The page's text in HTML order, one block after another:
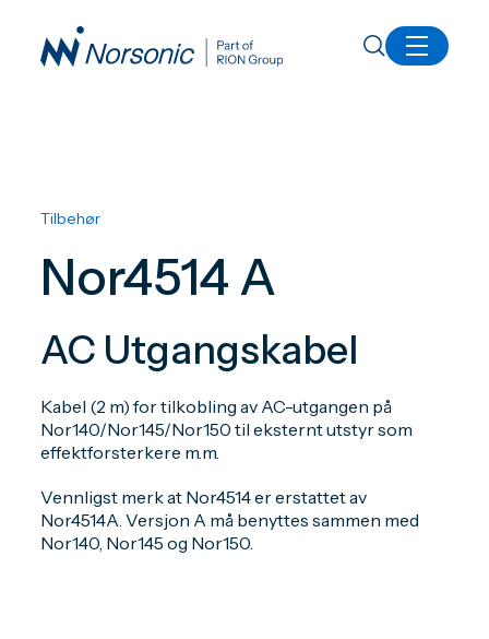
Tilbehør
Nor4514 A
AC Utgangskabel
Kabel (2 m) for tilkobling av AC-utgangen på
Nor140/Nor145/Nor150 til eksternt utstyr som
effektforsterkere m.m.
Vennligst merk at Nor4514 er erstattet av
Nor4514A. Versjon A må benyttes sammen med
Nor140, Nor145 og Nor150.